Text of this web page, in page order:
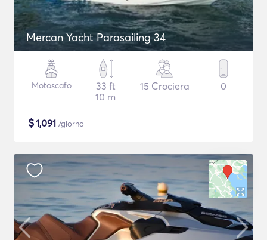
Mercan Yacht Parasailing 34
Motoscafo
33 ft
10 m
15 Crociera 0
$1,091 /giorno